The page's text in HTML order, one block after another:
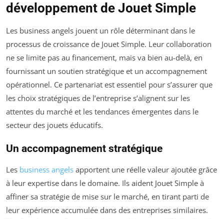
développement de Jouet Simple
Les business angels jouent un rôle déterminant dans le
processus de croissance de Jouet Simple. Leur collaboration
ne se limite pas au financement, mais va bien au-delà, en
fournissant un soutien stratégique et un accompagnement
opérationnel. Ce partenariat est essentiel pour s’assurer que
les choix stratégiques de l’entreprise s’alignent sur les
attentes du marché et les tendances émergentes dans le
secteur des jouets éducatifs.
Un accompagnement stratégique
Les business angels apportent une réelle valeur ajoutée grâce
à leur expertise dans le domaine. Ils aident Jouet Simple à
affiner sa stratégie de mise sur le marché, en tirant parti de
leur expérience accumulée dans des entreprises similaires.